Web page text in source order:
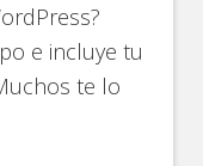
e incluye tu
te lo